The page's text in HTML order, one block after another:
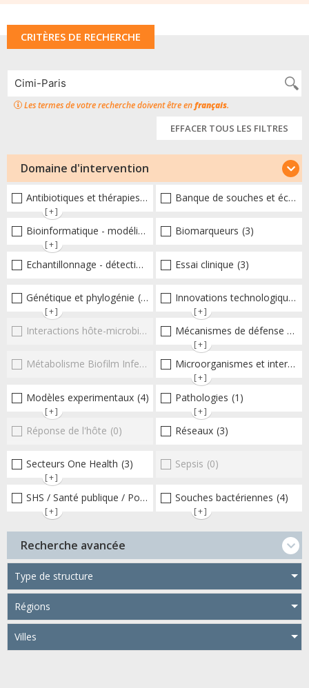
CRITÈRES DE RECHERCHE
Les termes de votre recherche doivent être enfrançais.
EFFACER TOUS LES FILTRES
Domaine d'intervention
Antibiotiques et thérapies alternatives (4)
[+]
Banque de souches et échantillons
Bioinformatique - modélisation - structure (1)
[+]
Biomarqueurs (3)
Echantillonnage - détection et diagnostic (4)
Essai clinique (3)
Génétique et phylogénie (3)
[+]
Innovations technologiques et omiques
[+]
Interactions hôte-microbioteEntérocoques (0)
Mécanismes de défense microbiens
[+]
Métabolisme Biofilm Infections respiratoires (0)
Microorganismes et interactions/réponse de l'hôte
[+]
Modèles experimentaux (4)
[+]
Pathologies (1)
[+]
Réponse de l'hôte (0) Réseaux (3)
Secteurs One Health (3)
[+]
Sepsis (0)
SHS / Santé publique / Politiques publiques / socio-économie
[+]
Souches bactériennes (4)
[+]
Recherche avancée
Type de structure
Régions
Villes